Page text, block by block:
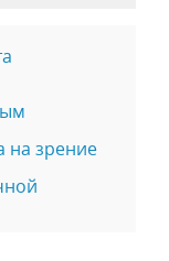
на зрение